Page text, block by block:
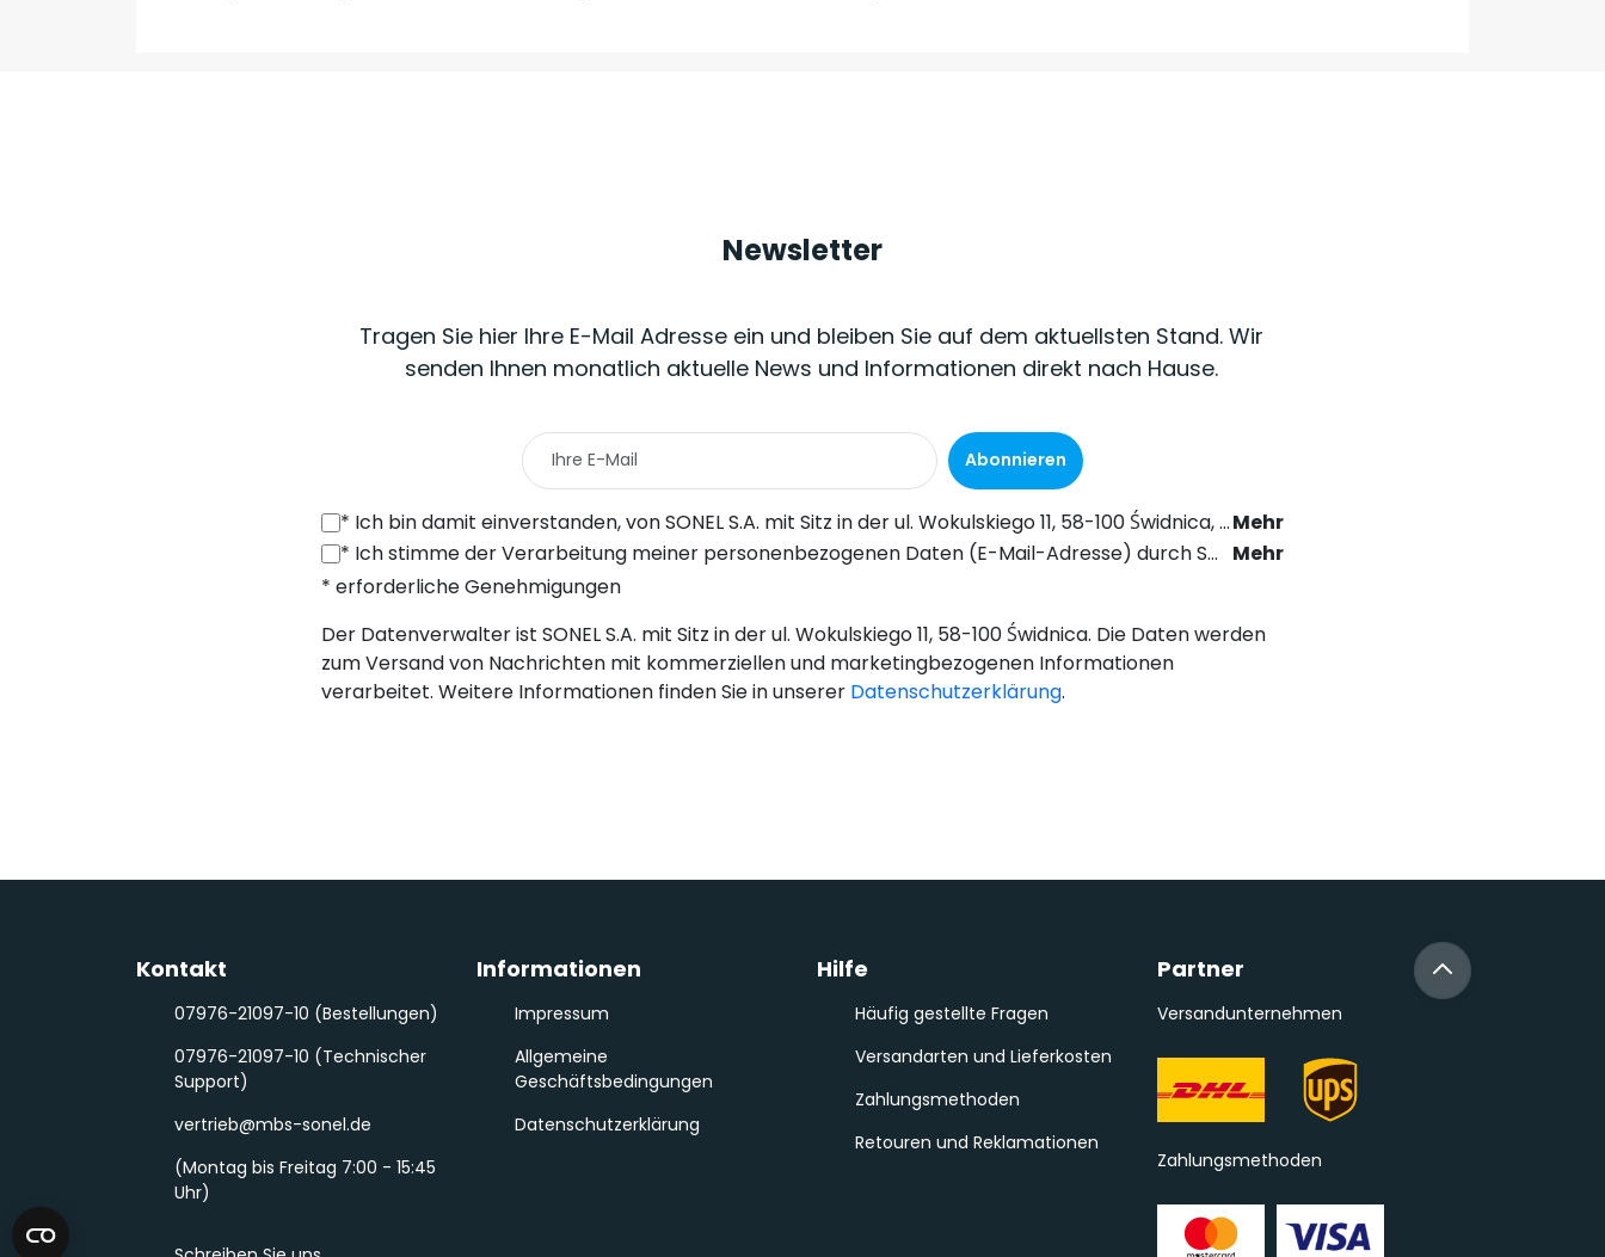
Newsletter
Tragen Sie hier Ihre E-Mail Adresse ein und bleiben Sie auf dem aktuellsten Stand. Wir
senden Ihnen monatlich aktuelle News und Informationen direkt nach Hause.
Abonnieren
* Ich bin damit einverstanden, von SONEL S.A. mit Sitz in der ul. Wokulskiego 11, 58-100 Świdnica, kommerzielle Informationen auf elektronischem Wege (an die angegebene E-Mail-Adresse) zu Marketingzwecken gemäß Art. 398 des Gesetzes vom 12. Juli 2024 über das Recht der elektronischen Kommunikation zu erhalten.
Mehr
* Ich stimme der Verarbeitung meiner personenbezogenen Daten (E-Mail-Adresse) durch SONEL S.A. mit Sitz in ul. Wokulskiego 11, 58-100 Świdnica, zum Zwecke des Versands eines Newsletters mit kommerziellen und marketingbezogenen Informationen gemäß Art. 6 Abs. 1 Buchstabe a) der Datenschutz-Grundverordnung (DSGVO).
Mehr
* erforderliche Genehmigungen
Der Datenverwalter ist SONEL S.A. mit Sitz in der ul. Wokulskiego 11, 58-100 Świdnica. Die Daten werden
zum Versand von Nachrichten mit kommerziellen und marketingbezogenen Informationen
verarbeitet. Weitere Informationen finden Sie in unserer Datenschutzerklärung.
Kontakt
07976-21097-10 (Bestellungen)
07976-21097-10 (Technischer
Support)
vertrieb@mbs-sonel.de
(Montag bis Freitag 7:00 - 15:45
Uhr)
Informationen
Impressum
Allgemeine
Geschäftsbedingungen
Datenschutzerklärung
Hilfe
Häufig gestellte Fragen
Versandarten und Lieferkosten
Zahlungsmethoden
Retouren und Reklamationen
Partner
Versandunternehmen
Zahlungsmethoden